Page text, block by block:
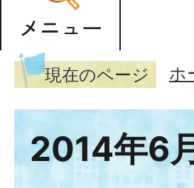
現在のページ ホ
2014年6